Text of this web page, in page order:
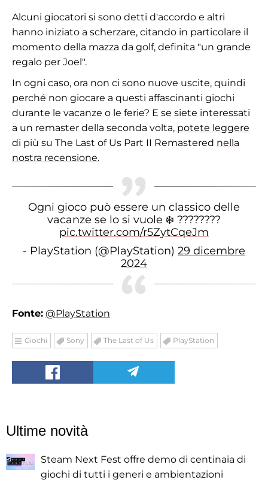
Alcuni giocatori si sono detti d'accordo e altri
hanno iniziato a scherzare, citando in particolare il
momento della mazza da golf, definita "un grande
regalo per Joel".
In ogni caso, ora non ci sono nuove uscite, quindi
perché non giocare a questi affascinanti giochi
durante le vacanze o le ferie? E se siete interessati
a un remaster della seconda volta, potete leggere
di più su The Last of Us Part II Remastered nella
nostra recensione.
Ogni gioco può essere un classico delle
vacanze se lo si vuole ❄️ ????????
pic.twitter.com/r5ZytCqeJm
- PlayStation (@PlayStation) 29 dicembre
2024
Fonte: @PlayStation
Giochi Sony The Last of Us PlayStation
Ultime novità
Steam Next Fest offre demo di centinaia di
giochi di tutti i generi e ambientazioni